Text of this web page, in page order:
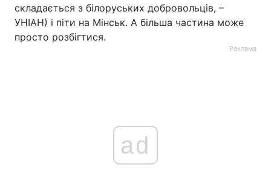
складається з білоруських добровольців, –
УНІАН) і піти на Мінськ. А більша частина може
просто розбігтися.
Реклама
ad